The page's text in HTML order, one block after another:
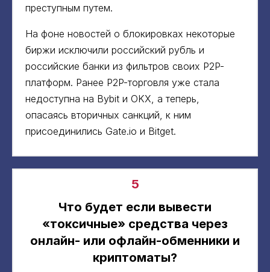
преступным путем.
На фоне новостей о блокировках некоторые
биржи исключили российский рубль и
российские банки из фильтров своих P2P-
платформ. Ранее P2P-торговля уже стала
недоступна на Bybit и OKX, а теперь,
опасаясь вторичных санкций, к ним
присоединились Gate.io и Bitget.
5
Что будет если вывести
«токсичные» средства через
онлайн- или офлайн-обменники и
криптоматы?